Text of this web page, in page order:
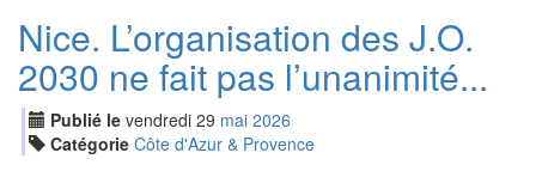
Nice. L’organisation des J.O.
2030 ne fait pas l’unanimité...
Publié le vendredi 29 mai 2026
Catégorie Côte d'Azur & Provence